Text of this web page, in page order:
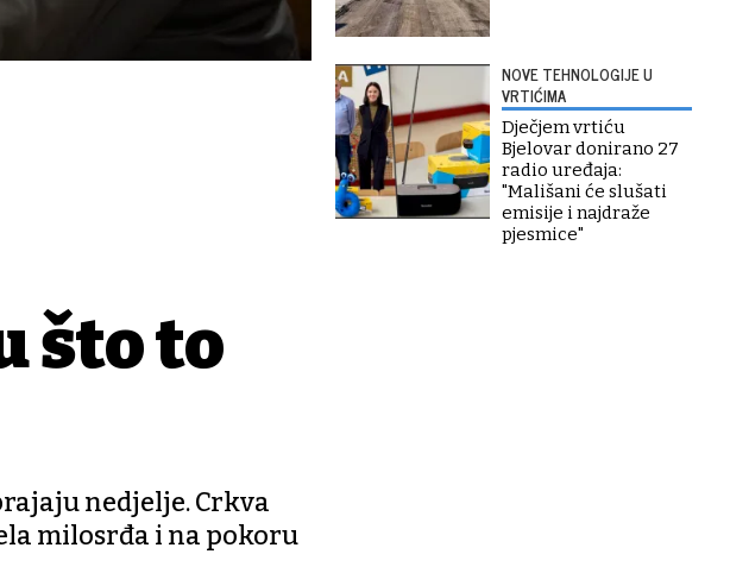
što to
nedjelje. Crkva
milosrđa i na pokoru
NOVE TEHNOLOGIJE U
VRTIĆIMA
Dječjem vrtiću
Bjelovar donirano 27
radio uređaja:
"Mališani će slušati
emisije i najdraže
pjesmice"